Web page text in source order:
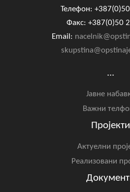
Телефон:
Факс: +387(0)50
Email:
...
Јавне
Важни
Пројекти
Актуелни
Реализовани